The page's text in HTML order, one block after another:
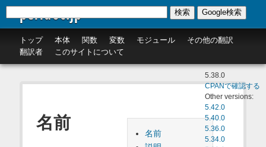
perldoc.jp
トップ 本体 関数 変数 モジュール
その他の翻訳
翻訳者
このサイトについて
検索 Google検索
5.38.0
CPANで確認する
Other versions:
5.42.0
5.40.0
5.36.0
5.34.0
名前
名前